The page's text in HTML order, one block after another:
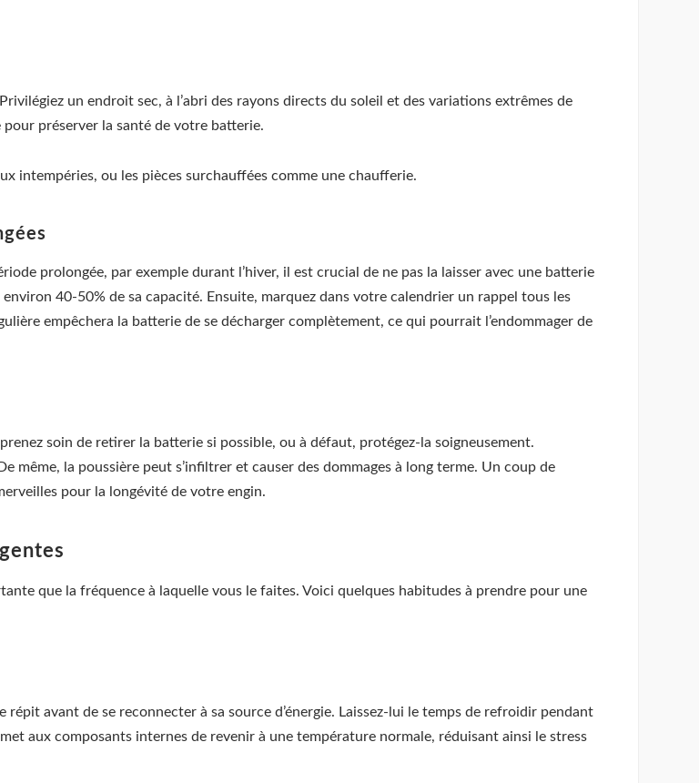
un endroit sec, à l’abri des rayons directs du soleil et des variations extrêmes de
préserver la santé de votre batterie.
intempéries, ou les pièces surchauffées comme une chaufferie.
prolongée, par exemple durant l’hiver, il est crucial de ne pas la laisser avec une batterie
40-50% de sa capacité. Ensuite, marquez dans votre calendrier un rappel tous les
empêchera la batterie de se décharger complètement, ce qui pourrait l’endommager de
soin de retirer la batterie si possible, ou à défaut, protégez-la soigneusement.
même, la poussière peut s’infiltrer et causer des dommages à long terme. Un coup de
pour la longévité de votre engin.
que la fréquence à laquelle vous le faites. Voici quelques habitudes à prendre pour une
avant de se reconnecter à sa source d’énergie. Laissez-lui le temps de refroidir pendant
aux composants internes de revenir à une température normale, réduisant ainsi le stress